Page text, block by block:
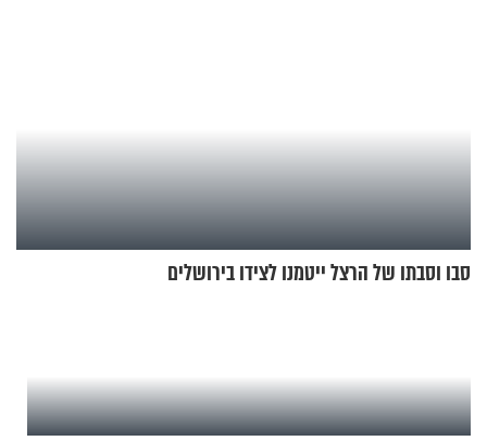
סבו וסבתו של הרצל ייטמנו לצידו בירושלים